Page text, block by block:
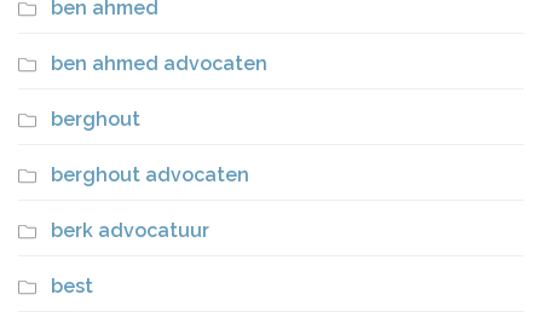
ben ahmed
ben ahmed advocaten
berghout
berghout advocaten
berk advocatuur
best